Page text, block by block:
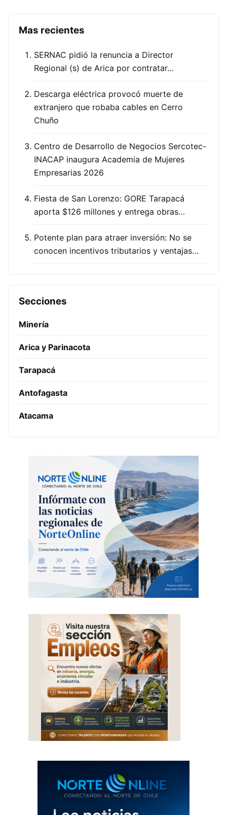
Mas recientes
SERNAC pidió la renuncia a Director
Regional (s) de Arica por contratar…
Descarga eléctrica provocó muerte de
extranjero que robaba cables en Cerro
Chuño
Centro de Desarrollo de Negocios Sercotec-
INACAP inaugura Academia de Mujeres
Empresarias 2026
Fiesta de San Lorenzo: GORE Tarapacá
aporta $126 millones y entrega obras…
Potente plan para atraer inversión: No se
conocen incentivos tributarios y ventajas…
Secciones
Minería
Arica y Parinacota
Tarapacá
Antofagasta
Atacama